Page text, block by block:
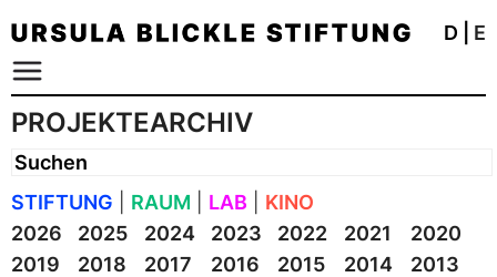
D E
PROJEKTEARCHIV
STIFTUNG RAUM LAB
KINO
2026
2025 2024 2023 2022 2021
2020
2019
2018 2017 2016 2015 2014
2013